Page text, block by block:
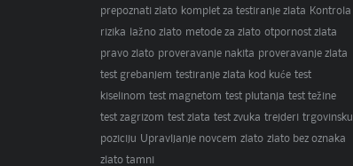
prepoznati zlato komplet za testiranje zlata Kontrola
rizika lažno zlato metode za zlato otpornost zlata
pravo zlato proveravanje nakita proveravanje zlata
test grebanjem testiranje zlata kod kuće test
kiselinom test magnetom test plutanja test težine
test zagrizom test zlata test zvuka trejderi trgovinsku
poziciju Upravljanje novcem zlato zlato bez oznaka
zlato tamni